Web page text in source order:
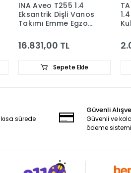
INA Aveo T255 1.4
Eksantrik Dişli Vanos
Takımı Emme Egzoz
55567048
16.831,00 TL
Sepete Ekle
sürede
Güvenli
Güvenli ve
ödeme sistemi